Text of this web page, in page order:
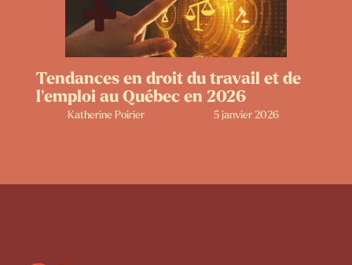
Tendances en droit du travail et de
l’emploi au Québec en 2026
Katherine Poirier 5 janvier 2026